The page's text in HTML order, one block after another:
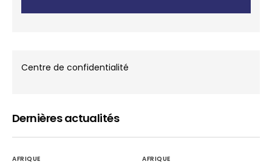
Centre de confidentialité
Dernières actualités
AFRIQUE AFRIQUE